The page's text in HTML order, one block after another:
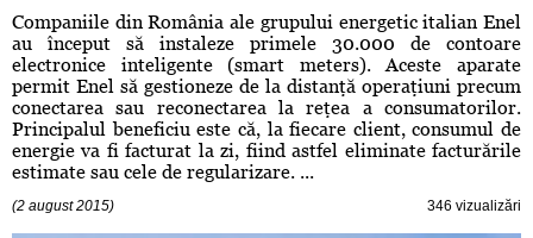
Companiile din România ale grupului energetic italian Enel
au început să instaleze primele 30.000 de contoare
electronice inteligente (smart meters). Aceste aparate
permit Enel să gestioneze de la distanţă operaţiuni precum
conectarea sau reconectarea la reţea a consumatorilor.
Principalul beneficiu este că, la fiecare client, consumul de
energie va fi facturat la zi, fiind astfel eliminate facturările
estimate sau cele de regularizare. ...
(2 august 2015) 346 vizualizări